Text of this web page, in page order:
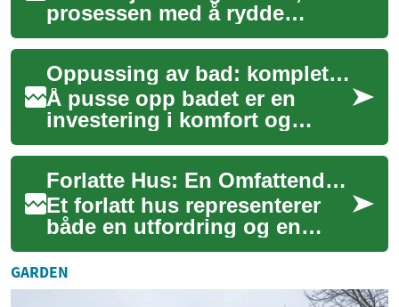
prosessen med å rydde
hjemmet deres være både
følelsesmessig utfordrende
og praktisk k...
Oppussing av bad: komplett guide til fliser, dusj og toalett
Å pusse opp badet er en
investering i komfort og
boligverdi som krever både
planlegging og praktisk
innsikt. Enten du...
Forlatte Hus: En Omfattende Guide til Kjøp og Renovering
Et forlatt hus representerer
både en utfordring og en
mulighet i dagens
eiendomsmarked. Disse
eiendommene, som ofte s...
GARDEN